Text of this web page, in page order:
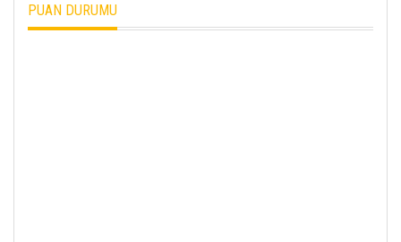
PUAN DURUMU